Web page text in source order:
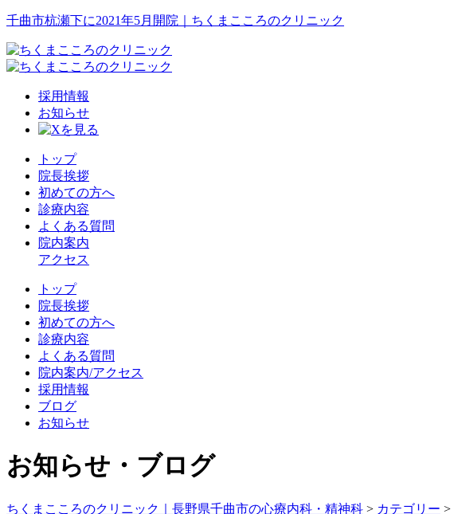
千曲市杭瀬下に2021年5月開院｜ちくまこころのクリニック
採用情報
お知らせ
トップ
院長挨拶
初めての方へ
診療内容
よくある質問
院内案内
アクセス
トップ
院長挨拶
初めての方へ
診療内容
よくある質問
院内案内/アクセス
採用情報
ブログ
お知らせ
お知らせ・ブログ
ちくまこころのクリニック｜長野県千曲市の心療内科・精神科 > カテゴリー >